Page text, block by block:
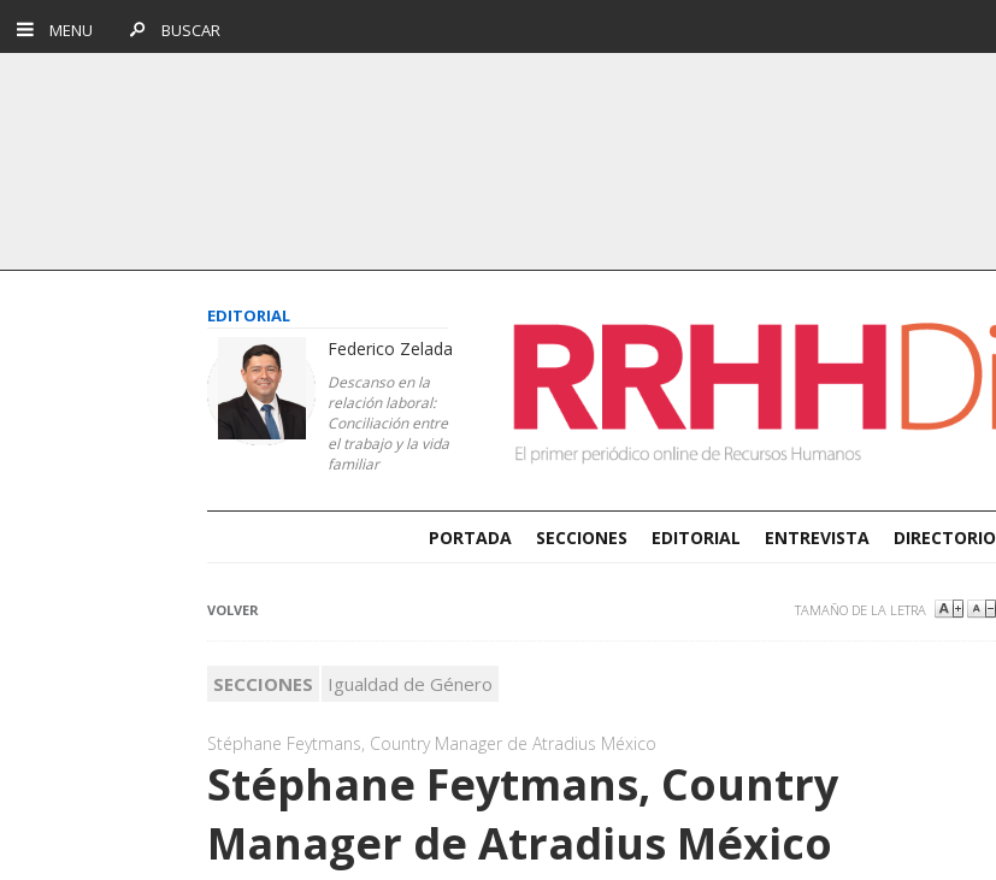
MENU BUSCAR
EDITORIAL
Federico Zelada
Descanso en la
relación laboral:
Conciliación entre
el trabajo y la vida
familiar
PORTADA SECCIONES EDITORIAL ENTREVISTA DIRECTORIO
VOLVER TAMAÑO DE LA LETRA
SECCIONES Igualdad de Género
Stéphane Feytmans, Country Manager de Atradius México
Stéphane Feytmans, Country
Manager de Atradius México